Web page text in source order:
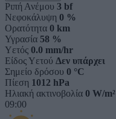
Ριπή Ανέμου 3 bf
Νεφοκάλυψη 0 %
Ορατότητα 0 km
Υγρασία 58 %
Υετός 0.0 mm/hr
Είδος Υετού Δεν υπάρχει
Σημείο δρόσου 0 °C
Πίεση 1012 hPa
Ηλιακή ακτινοβολία 0 W/m²
09:00